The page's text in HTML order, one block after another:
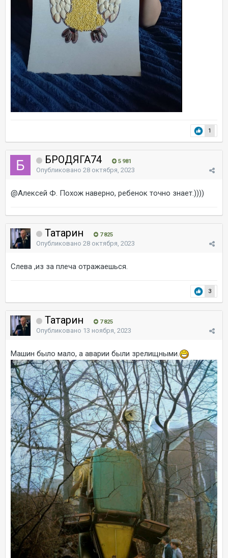
1
БРОДЯГА74 5 981
Опубликовано 28 октября, 2023
@Алексей Ф. Похож наверно, ребенок точно знает.))))
Татарин 7 825
Опубликовано 28 октября, 2023
Слева ,из за плеча отражаешься.
3
Татарин 7 825
Опубликовано 13 ноября, 2023
Машин было мало, а аварии были зрелищными.